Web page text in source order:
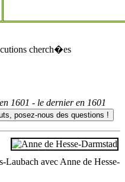
cherch�es
1601 - le dernier en 1601
Laubach avec Anne de Hesse-